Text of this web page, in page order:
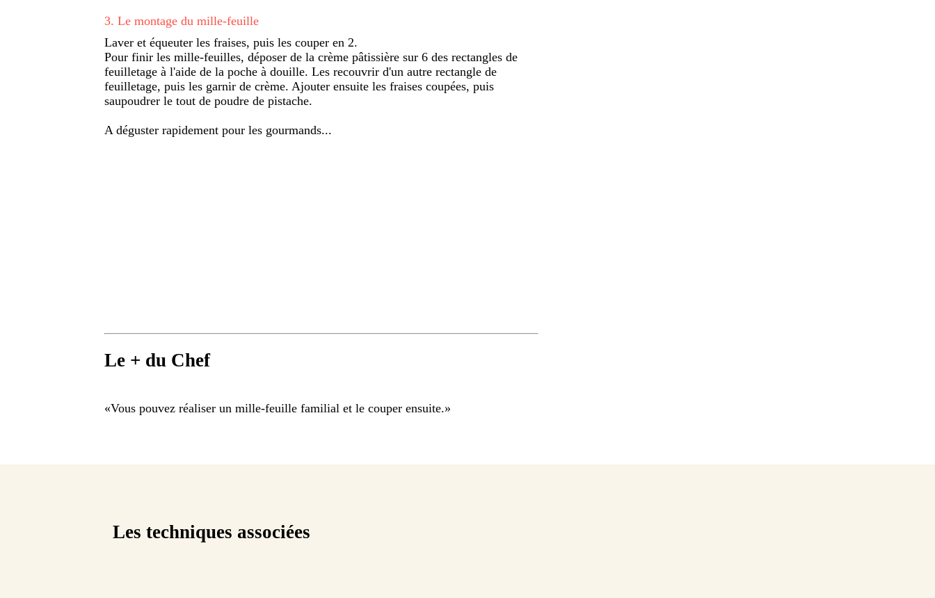
3. Le montage du mille-feuille
Laver et équeuter les fraises, puis les couper en 2.
Pour finir les mille-feuilles, déposer de la crème pâtissière sur 6 des rectangles de
feuilletage à l'aide de la poche à douille. Les recouvrir d'un autre rectangle de
feuilletage, puis les garnir de crème. Ajouter ensuite les fraises coupées, puis
saupoudrer le tout de poudre de pistache.
A déguster rapidement pour les gourmands...
Le + du Chef
«Vous pouvez réaliser un mille-feuille familial et le couper ensuite.»
Les techniques associées